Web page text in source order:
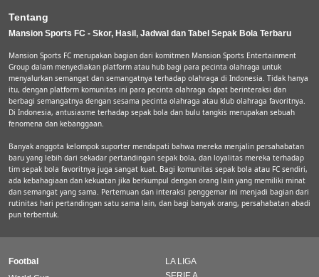
Tentang
Mansion Sports FC - Skor, Hasil, Jadwal dan Tabel Sepak Bola Terbaru
Mansion Sports FC merupakan bagian dari komitmen Mansion Sports Entertainment
Group dalam menyediakan platform atau hub bagi para pecinta olahraga untuk
menyalurkan semangat dan semangatnya terhadap olahraga di Indonesia. Tidak hanya
itu, dengan platform komunitas ini para pecinta olahraga dapat berinteraksi dan
berbagi semangatnya dengan sesama pecinta olahraga atau klub olahraga favoritnya.
Di Indonesia, antusiasme terhadap sepak bola dan bulu tangkis merupakan sebuah
fenomena dan kebanggaan.
Banyak anggota kelompok suporter mendapati bahwa mereka menjalin persahabatan
baru yang lebih dari sekadar pertandingan sepak bola, dan loyalitas mereka terhadap
tim sepak bola favoritnya juga sangat kuat. Bagi komunitas sepak bola atau FC sendiri,
ada kebahagiaan dan kekuatan jika berkumpul dengan orang lain yang memiliki minat
dan semangat yang sama. Pertemuan dan interaksi penggemar ini menjadi bagian dari
rutinitas hari pertandingan satu sama lain, dan bagi banyak orang, persahabatan abadi
pun terbentuk.
Footbal
LA LIGA